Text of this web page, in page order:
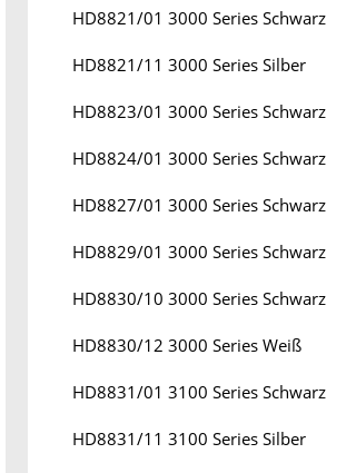
HD8821/01 3000 Series Schwarz
HD8821/11 3000 Series Silber
HD8823/01 3000 Series Schwarz
HD8824/01 3000 Series Schwarz
HD8827/01 3000 Series Schwarz
HD8829/01 3000 Series Schwarz
HD8830/10 3000 Series Schwarz
HD8830/12 3000 Series Weiß
HD8831/01 3100 Series Schwarz
HD8831/11 3100 Series Silber